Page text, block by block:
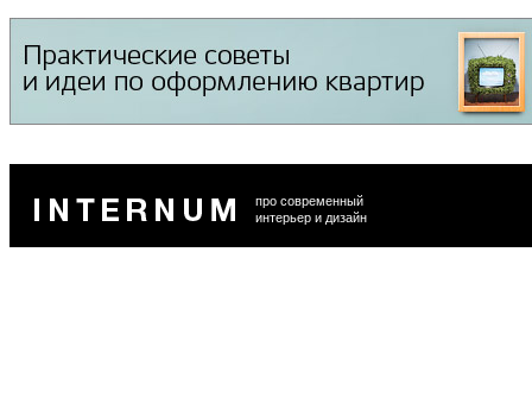
про современный
интерьер и дизайн